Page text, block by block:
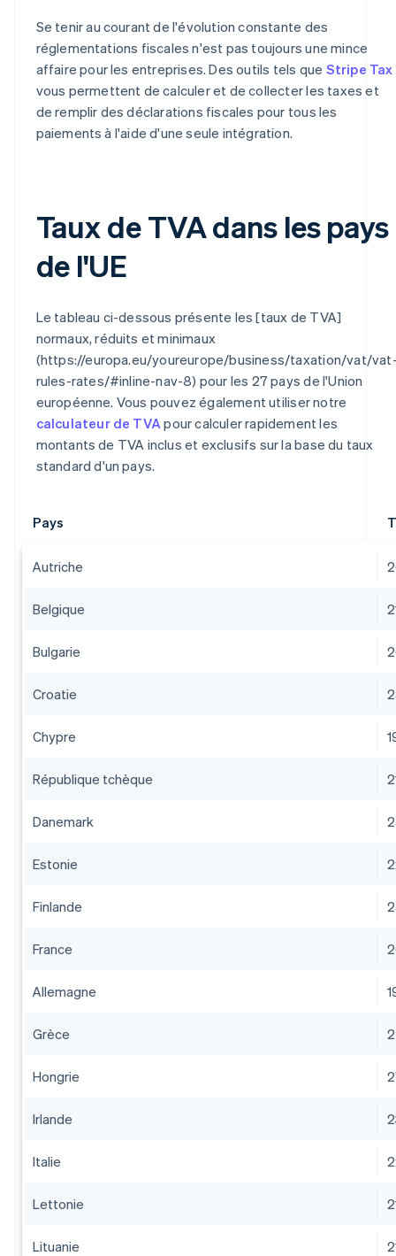
Se tenir au courant de l'évolution constante des
réglementations fiscales n'est pas toujours une mince
affaire pour les entreprises. Des outils tels que Stripe Tax
vous permettent de calculer et de collecter les taxes et
de remplir des déclarations fiscales pour tous les
paiements à l'aide d'une seule intégration.
Taux de TVA dans les pays
de l'UE
Le tableau ci-dessous présente les [taux de TVA]
normaux, réduits et minimaux
(https://europa.eu/youreurope/business/taxation/vat/
rules-rates/#inline-nav-8) pour les 27 pays de l'Union
européenne. Vous pouvez également utiliser notre
calculateur de TVA pour calculer rapidement les
montants de TVA inclus et exclusifs sur la base du taux
standard d'un pays.
Pays
Autriche
Belgique
Bulgarie
Croatie
Chypre
République tchèque
Danemark
Estonie
Finlande
France
Allemagne
Grèce
Hongrie
Irlande
Italie
Lettonie
Lituanie